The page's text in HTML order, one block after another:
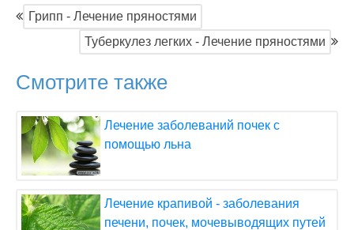
Грипп - Лечение пряностями
Туберкулез легких - Лечение пряностями
Смотрите также
Лечение заболеваний почек с
помощью льна
Лечение крапивой - заболевания
печени, почек, мочевыводящих путей